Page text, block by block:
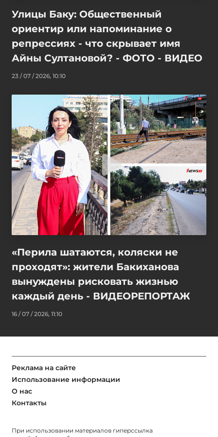
Улицы Баку: Общественный
ориентир или напоминание о
репрессиях - что скрывает имя
Айны Султановой? - ФОТО - ВИДЕО
23 / 07 / 2026, 10:10
«Перила шатаются, коляски не
проходят»: жители Бакиханова
вынуждены рисковать жизнью
каждый день - ВИДЕОРЕПОРТАЖ
16 / 07 / 2026, 11:10
Реклама на сайте
Использование информации
О нас
Контакты
При использовании материалов гиперссылка